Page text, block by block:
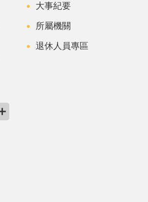
大事紀要
所屬機關
退休人員專區